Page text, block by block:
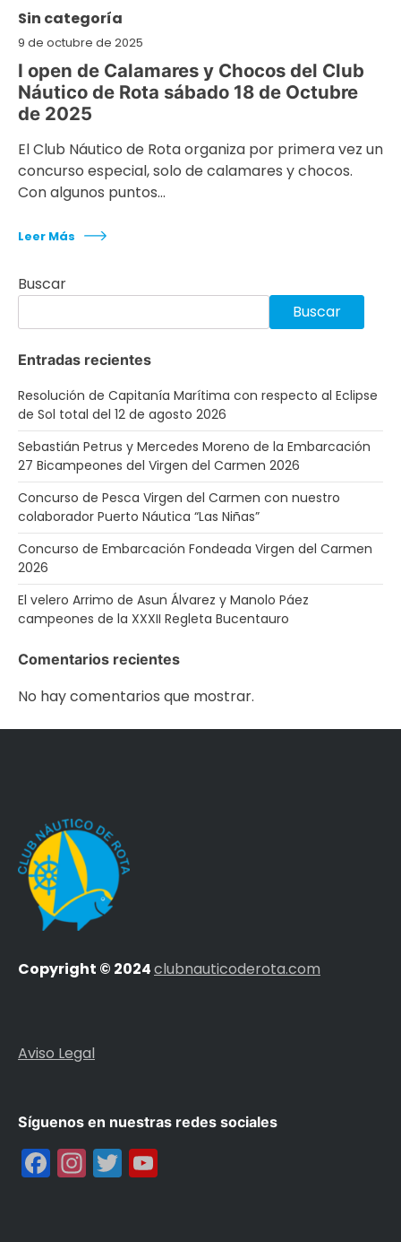
Sin categoría
9 de octubre de 2025
I open de Calamares y Chocos del Club
Náutico de Rota sábado 18 de Octubre
de 2025
El Club Náutico de Rota organiza por primera vez un
concurso especial, solo de calamares y chocos.
Con algunos puntos…
Leer Más
Buscar
Buscar
Entradas recientes
Resolución de Capitanía Marítima con respecto al Eclipse
de Sol total del 12 de agosto 2026
Sebastián Petrus y Mercedes Moreno de la Embarcación
27 Bicampeones del Virgen del Carmen 2026
Concurso de Pesca Virgen del Carmen con nuestro
colaborador Puerto Náutica “Las Niñas”
Concurso de Embarcación Fondeada Virgen del Carmen
2026
El velero Arrimo de Asun Álvarez y Manolo Páez
campeones de la XXXII Regleta Bucentauro
Comentarios recientes
No hay comentarios que mostrar.
Copyright © 2024clubnauticoderota.com
Aviso Legal
Síguenos en nuestras redes sociales
Facebook
Instagram
Twitter